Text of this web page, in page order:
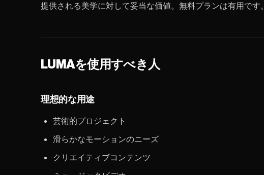
提供される美学に対して妥当な価値。無料プランは有用です。
LUMAを使用すべき人
理想的な用途
芸術的プロジェクト
滑らかなモーションのニーズ
クリエイティブコンテンツ